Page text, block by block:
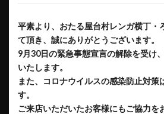
平素より、おたる屋台村レンガ横丁・
て頂き、誠にありがとうございます。
9月30日の緊急事態宣言の解除を受け、
いたします。
また、コロナウイルスの感染防止対策
す。
ご来店いただいたお客様にもご協力を